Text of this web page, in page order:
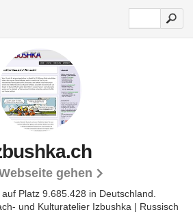
gehen
Platz 9.685.428 in Deutschland.
und Kulturatelier Izbushka | Russisch